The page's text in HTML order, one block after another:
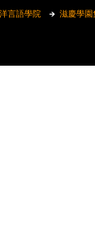
言語學院 滋慶學園